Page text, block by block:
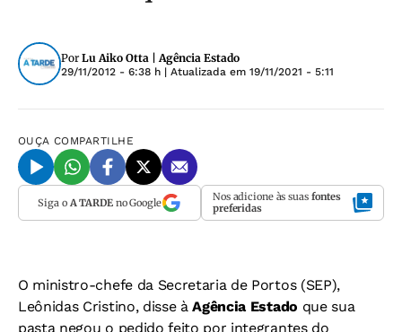
Por Lu Aiko Otta | Agência Estado
29/11/2012 - 6:38 h | Atualizada em 19/11/2021 - 5:11
OUÇA COMPARTILHE
Siga o A TARDEno Google Nos adicione às suas fontes
preferidas
O ministro-chefe da Secretaria de Portos (SEP),
Leônidas Cristino, disse àAgência Estado que sua
pasta negou o pedido feito por integrantes do